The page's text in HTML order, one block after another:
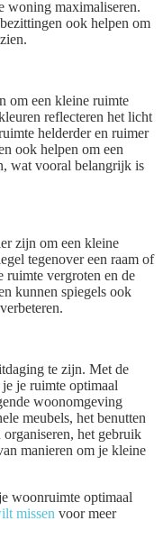
woning maximaliseren.
ook helpen om
om een kleine ruimte
reflecteren het licht
helderder en ruimer
ook helpen om een
wat vooral belangrijk is
zijn om een kleine
tegenover een raam of
ruimte vergroten en de
kunnen spiegels ook
te zijn. Met de
je ruimte optimaal
woonomgeving
meubels, het benutten
het gebruik
manieren om je kleine
woonruimte optimaal
missen voor meer